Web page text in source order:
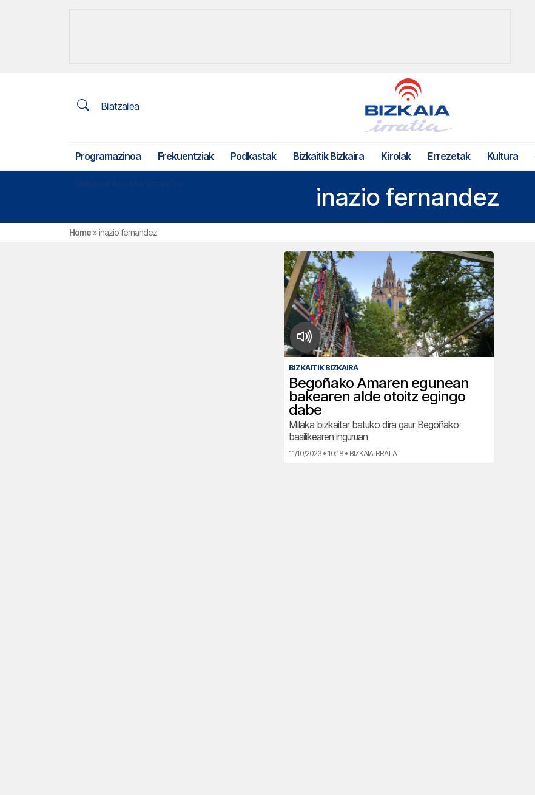
Bilatzailea
Programazinoa Frekuentziak Podkastak Bizkaitik Bizkaira Kirolak Errezetak Kultura
inazio fernandez
Home »inazio fernandez
BIZKAITIK BIZKAIRA
Begoñako Amaren egunean
bakearen alde otoitz egingo
dabe
Milaka bizkaitar batuko dira gaur Begoñako
basilikearen inguruan
11/10/2023 • 10:18 • BIZKAIA IRRATIA